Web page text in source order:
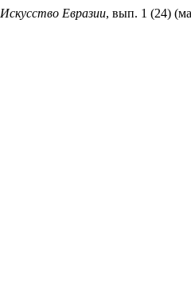
Искусство Евразии, вып. 1 (24)